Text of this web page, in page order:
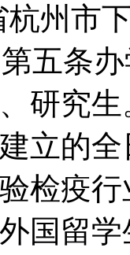
州市
五条
、研究
立的
检疫
国留